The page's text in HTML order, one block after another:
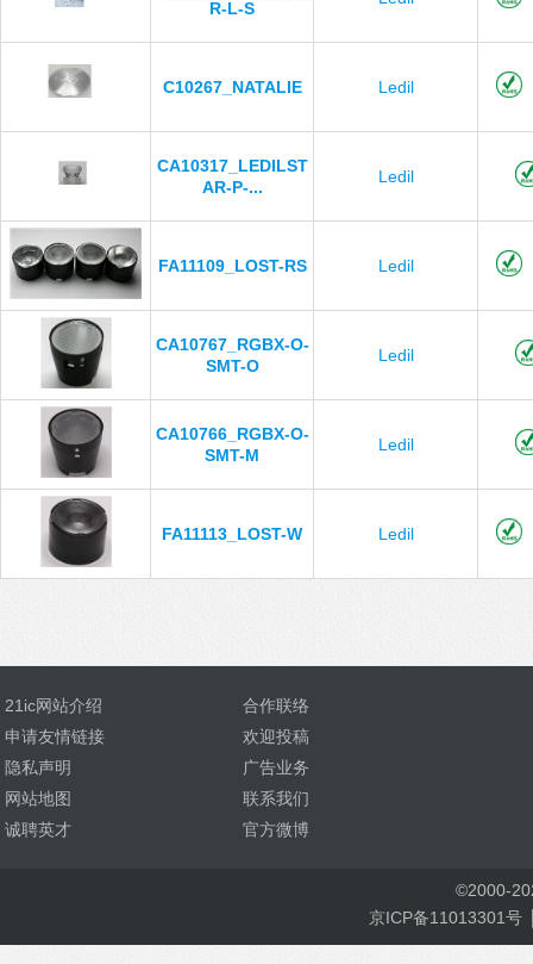
R-L-S
C10267_NATALIE Ledil
CA10317_LEDILST
AR-P-...
Ledil
FA11109_LOST-RS Ledil
CA10767_RGBX-O-
SMT-O
Ledil
CA10766_RGBX-O-
SMT-M
Ledil
FA11113_LOST-W Ledil
21ic网站介绍
合作联络
申请友情链接
欢迎投稿
隐私声明
广告业务
网站地图
联系我们
诚聘英才
官方微博
©2000-
京ICP备11013301号